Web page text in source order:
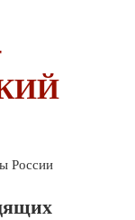
России